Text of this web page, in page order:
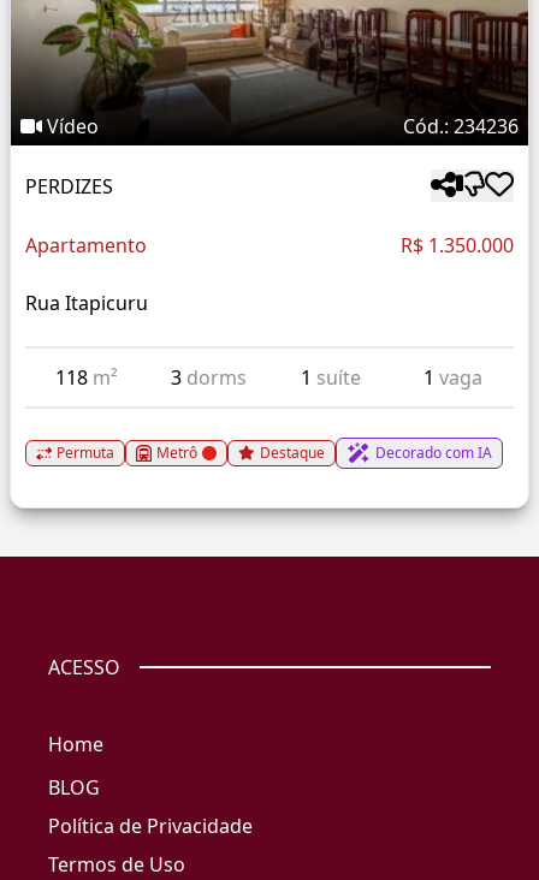
Vídeo Cód.: 234236
PERDIZES
Apartamento R$ 1.350.000
Rua Itapicuru
118 m² 3 dorms 1 suíte 1 vaga
Permuta Metrô Destaque Decorado com IA
ACESSO
Home
BLOG
Política de Privacidade
Termos de Uso